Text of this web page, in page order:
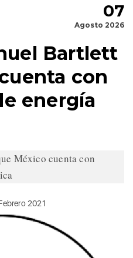
07
Agosto 2026
Bartlett
con
energía
2021